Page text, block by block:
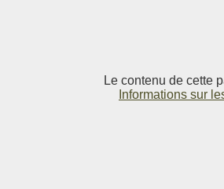
Le contenu de cette
Informations sur